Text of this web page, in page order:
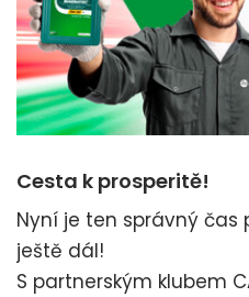
Cesta k prosperitě!
Nyní je ten správný čas
ještě dál!
S partnerským klubem